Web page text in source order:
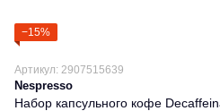
−15%
Артикул: 2907515639
Nespresso
Набор капсульного кофе